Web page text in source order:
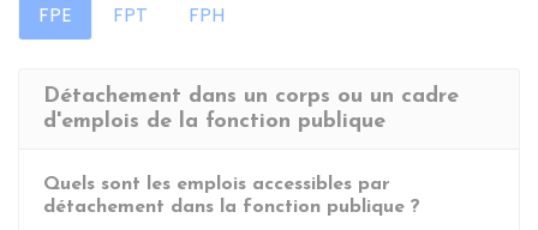
FPE FPT FPH
Détachement dans un corps ou un cadre
d'emplois de la fonction publique
Quels sont les emplois accessibles par
détachement dans la fonction publique ?